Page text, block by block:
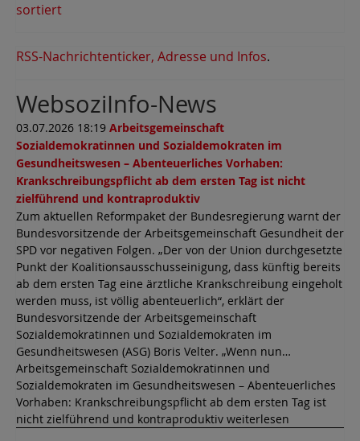
sortiert
RSS-Nachrichtenticker, Adresse und Infos.
WebsoziInfo-News
03.07.2026 18:19 Arbeitsgemeinschaft
Sozialdemokratinnen und Sozialdemokraten im
Gesundheitswesen – Abenteuerliches Vorhaben:
Krankschreibungspflicht ab dem ersten Tag ist nicht
zielführend und kontraproduktiv
Zum aktuellen Reformpaket der Bundesregierung warnt der
Bundesvorsitzende der Arbeitsgemeinschaft Gesundheit der
SPD vor negativen Folgen. „Der von der Union durchgesetzte
Punkt der Koalitionsausschusseinigung, dass künftig bereits
ab dem ersten Tag eine ärztliche Krankschreibung eingeholt
werden muss, ist völlig abenteuerlich“, erklärt der
Bundesvorsitzende der Arbeitsgemeinschaft
Sozialdemokratinnen und Sozialdemokraten im
Gesundheitswesen (ASG) Boris Velter. „Wenn nun…
Arbeitsgemeinschaft Sozialdemokratinnen und
Sozialdemokraten im Gesundheitswesen – Abenteuerliches
Vorhaben: Krankschreibungspflicht ab dem ersten Tag ist
nicht zielführend und kontraproduktiv weiterlesen